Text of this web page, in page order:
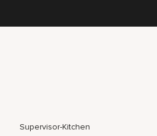
Supervisor-Kitchen